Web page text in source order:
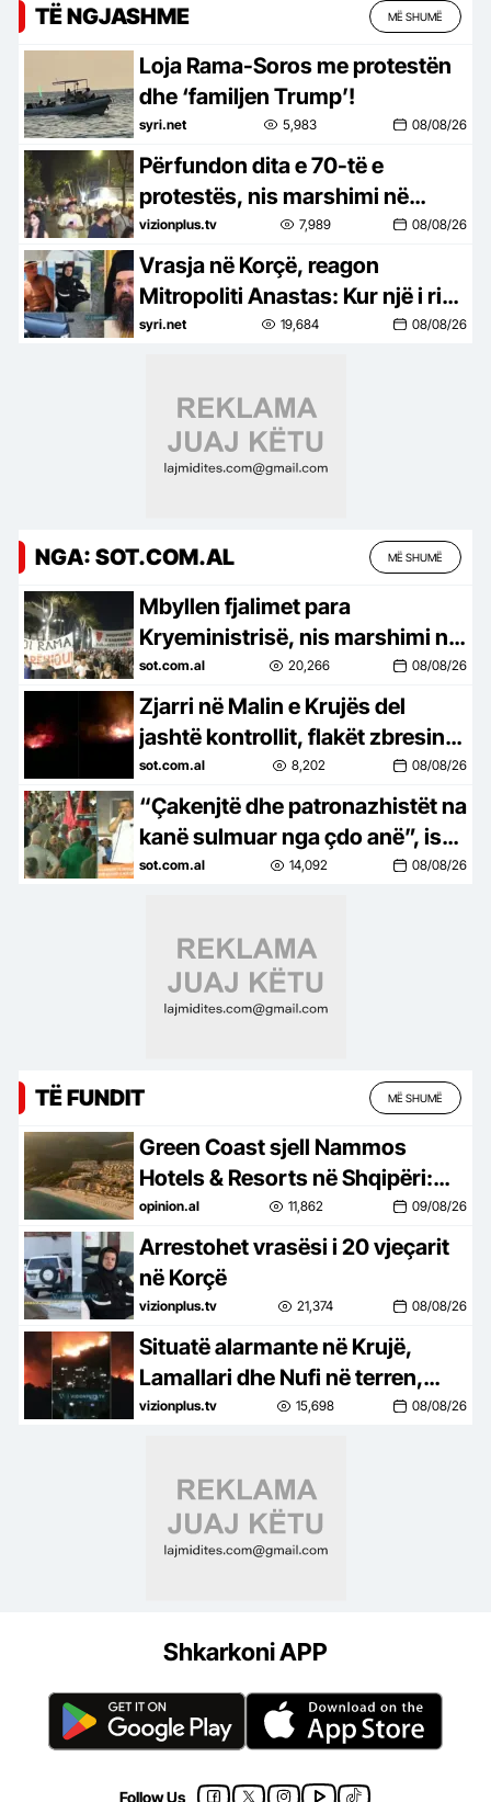
TË NGJASHME MË SHUMË
Loja Rama-Soros me protestën
dhe ‘familjen Trump’!
syri.net 5,983 08/08/26
Përfundon dita e 70-të e
protestës, nis marshimi në
rrugë
vizionplus.tv 7,989 08/08/26
Vrasja në Korçë, reagon
Mitropoliti Anastas: Kur një i ri
vret një të ri, shoqëria qan për të
syri.net 19,684 08/08/26
NGA: SOT.COM.AL MË SHUMË
Mbyllen fjalimet para
Kryeministrisë, nis marshimi në
Bulevard: Nesër më shumë!
sot.com.al 20,266 08/08/26
Zjarri në Malin e Krujës del
jashtë kontrollit, flakët zbresin
drejt zonave të banuara
sot.com.al 8,202 08/08/26
“Çakenjtë dhe patronazhistët na
kanë sulmuar nga çdo anë”, ish-
luftëtari i UÇK-së: Destinacioni
sot.com.al 14,092 08/08/26
TË FUNDIT MË SHUMË
Green Coast sjell Nammos
Hotels & Resorts në Shqipëri:
Destinacion i ri lifestyle
opinion.al 11,862 09/08/26
Arrestohet vrasësi i 20 vjeçarit
në Korçë
vizionplus.tv 21,374 08/08/26
Situatë alarmante në Krujë,
Lamallari dhe Nufi në terren,
apel banorëve pë evakuim
vizionplus.tv 15,698 08/08/26
Shkarkoni APP
Follow Us